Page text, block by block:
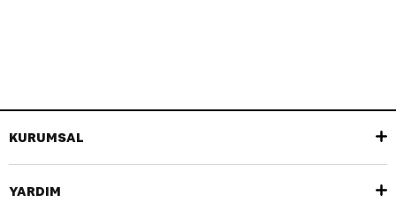
KURUMSAL
YARDIM